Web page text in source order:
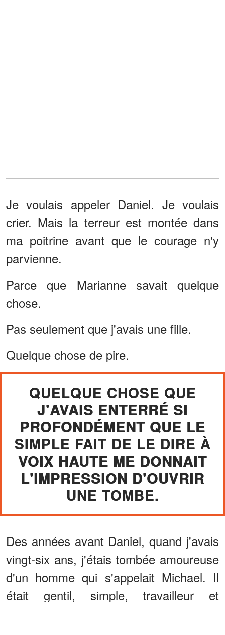
Je voulais appeler Daniel. Je voulais
crier. Mais la terreur est montée dans
ma poitrine avant que le courage n'y
parvienne.
Parce que Marianne savait quelque
chose.
Pas seulement que j'avais une fille.
Quelque chose de pire.
QUELQUE CHOSE QUE
J'AVAIS ENTERRÉ SI
PROFONDÉMENT QUE LE
SIMPLE FAIT DE LE DIRE À
VOIX HAUTE ME DONNAIT
L'IMPRESSION D'OUVRIR
UNE TOMBE.
Des années avant Daniel, quand j'avais
vingt-six ans, j'étais tombée amoureuse
d'un homme qui s'appelait Michael. Il
était gentil, simple, travailleur et